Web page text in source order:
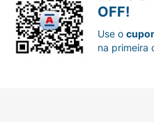
OFF!
Use o
na primeira